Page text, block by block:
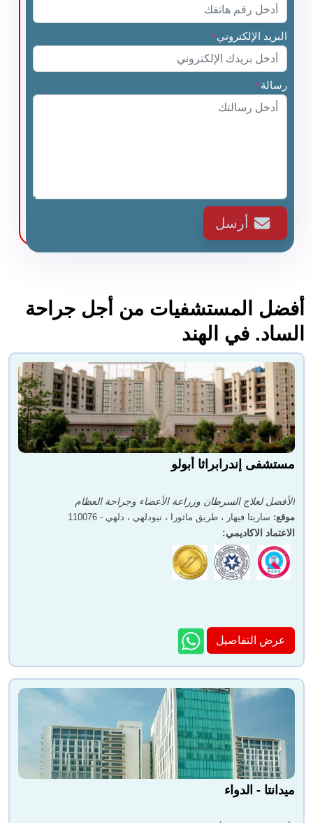
البريد الإلكتروني*
رسالة*
أرسل
أفضل المستشفيات من أجل جراحة
الساد. في الهند
مستشفى إندرابراثا أبولو
الأفضل لعلاج السرطان وزراعة الأعضاء وجراحة العظام
موقع: ساريتا فيهار ، طريق ماثورا ، نيودلهي ، دلهي - 110076
الاعتماد الاكاديمي:
عرض التفاصيل
ميدانتا - الدواء